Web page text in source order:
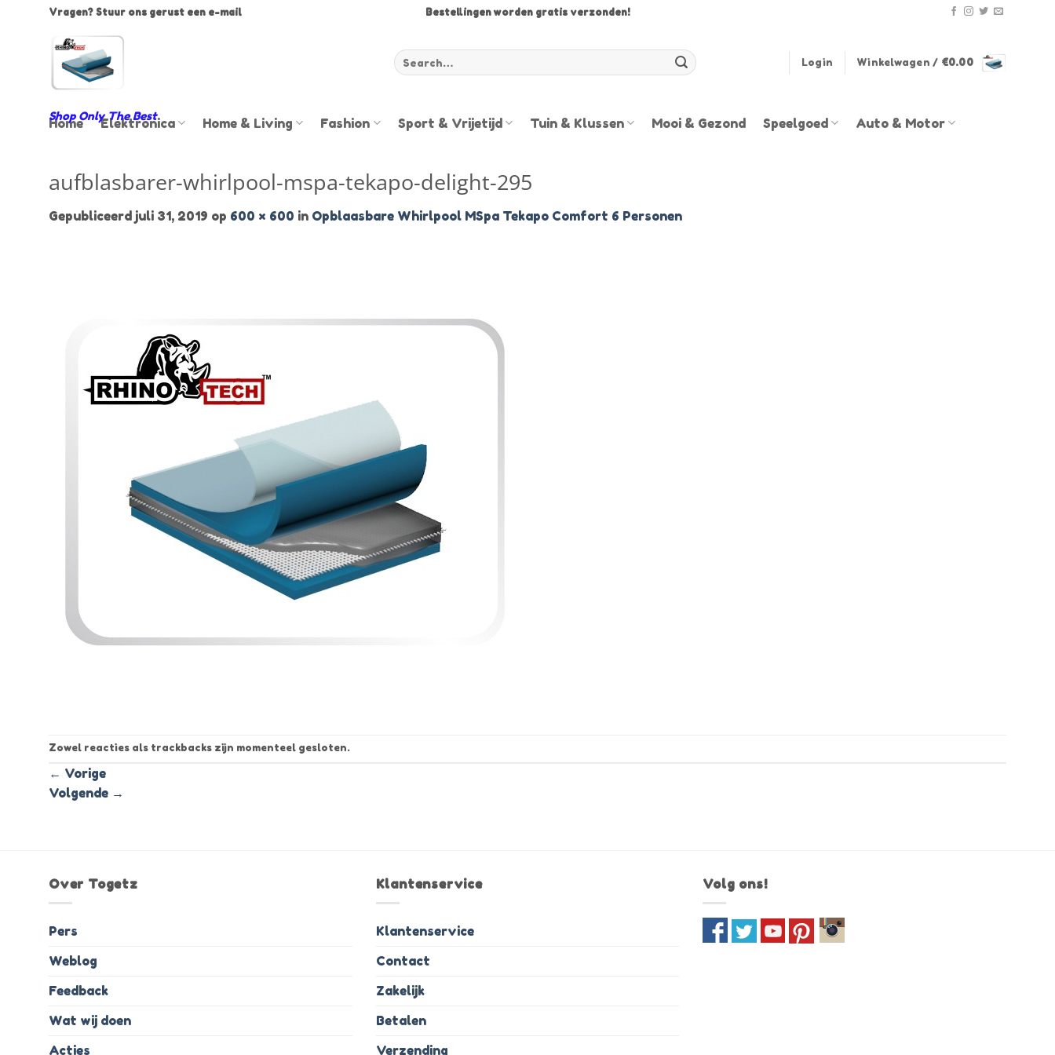
Vragen? Stuur ons gerust een e-mail Bestellingen worden gratis verzonden!
Shop Only The Best
Zoeken
voor:
Login Winkelwagen / €0.00
Home Elektronica Home & Living Fashion Sport & Vrijetijd Tuin & Klussen Mooi & Gezond Speelgoed Auto & Motor
aufblasbarer-whirlpool-mspa-tekapo-delight-295
Gepubliceerd juli 31, 2019 op 600 × 600 in Opblaasbare Whirlpool MSpa Tekapo Comfort 6 Personen
Zowel reacties als trackbacks zijn momenteel gesloten.
← Vorige
Volgende →
Over Togetz
Pers
Weblog
Feedback
Wat wij doen
Acties
Klantenservice
Klantenservice
Contact
Zakelijk
Betalen
Verzending
Volg ons!